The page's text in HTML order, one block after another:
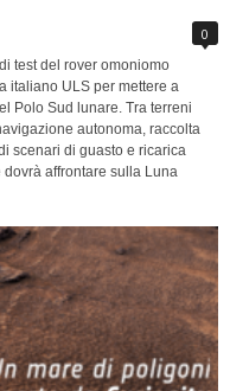
0
test del rover omoniomo
italiano ULS per mettere a
Polo Sud lunare. Tra terreni
autonoma, raccolta
scenari di guasto e ricarica
affrontare sulla Luna